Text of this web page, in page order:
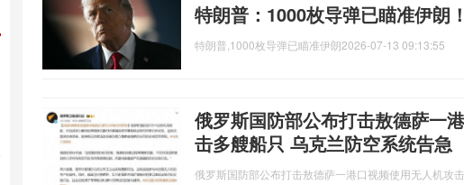
特朗普：1000枚导弹已瞄准伊朗
特朗普,1000枚导弹已瞄准伊朗2026-07-13 09:13:55
俄罗斯国防部公布打击敖德萨一
击多艘船只 乌克兰防空系统告急
俄罗斯国防部公布打击敖德萨一港口视频使用无人机攻